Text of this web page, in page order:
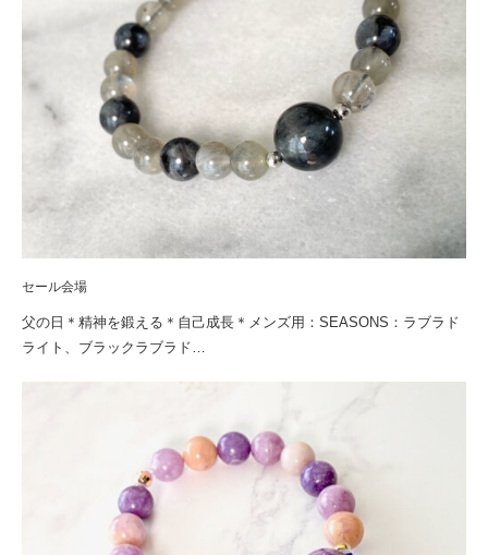
セール会場
父の日＊精神を鍛える＊自己成長＊メンズ用：SEASONS：ラブラド
ライト、ブラックラブラド…